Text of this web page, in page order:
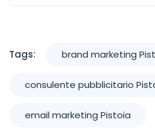
Tags: brand marketing
consulente pubblicitario
email marketing Pistoia